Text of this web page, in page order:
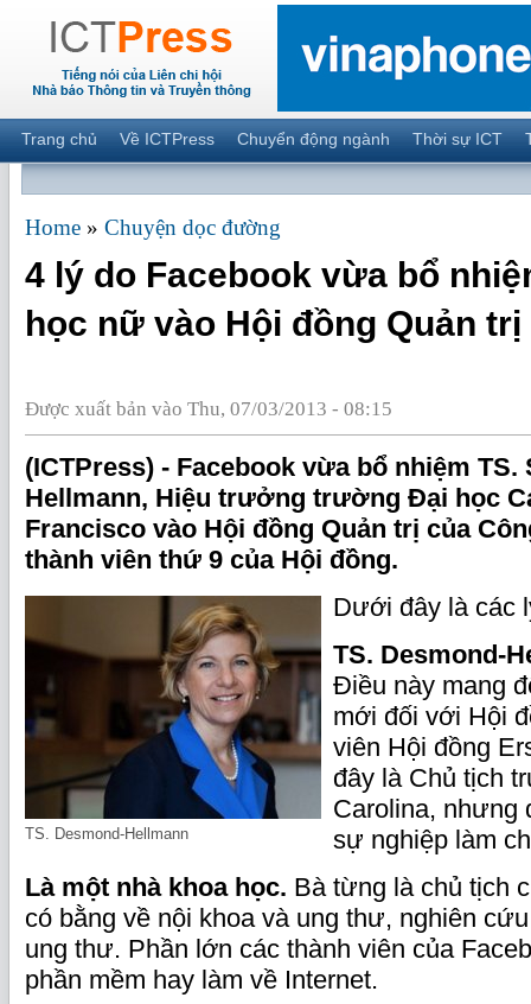
Trang chủ Về ICTPress Chuyển động ngành Thời sự ICT
Home » Chuyện dọc đường
4 lý do Facebook vừa bổ
học nữ vào Hội đồng Quản trị
Được xuất bản vào Thu, 07/03/2013 - 08:15
(ICTPress) - Facebook vừa bổ nhiệm TS.
Hellmann, Hiệu trưởng trường Đại học
Francisco vào Hội đồng Quản trị của
thành viên thứ 9 của Hội đồng.
TS. Desmond-Hellmann
Dưới đây là các
TS. Desmond-
Điều này mang
mới đối với Hội
viên Hội đồng
đây là Chủ tịch
Carolina, nhưng
sự nghiệp làm
Là một nhà khoa học. Bà từng là chủ tịch
có bằng về nội khoa và ung thư, nghiên
ung thư. Phần lớn các thành viên của
phần mềm hay làm về Internet.